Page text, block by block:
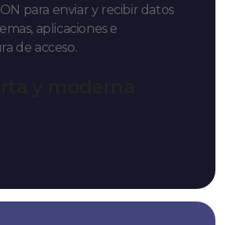
para enviar y recibir datos
aplicaciones e
de acceso.